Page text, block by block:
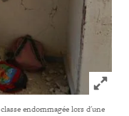
Click
endommagée lors d'une